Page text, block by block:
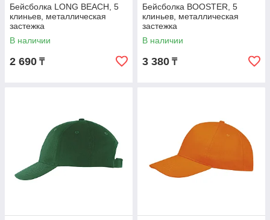
Бейсболка LONG BEACH, 5
клиньев, металлическая
застежка
В наличии
2 690 ₸
Бейсболка BOOSTER, 5
клиньев, металлическая
застежка
В наличии
3 380 ₸